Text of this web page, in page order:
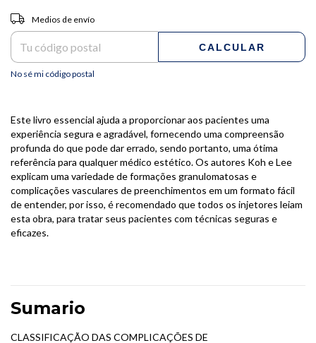
Entregas para el CP:
Medios de envío
CALCULAR
No sé mi código postal
Este livro essencial ajuda a proporcionar aos pacientes uma
experiência segura e agradável, fornecendo uma compreensão
profunda do que pode dar errado, sendo portanto, uma ótima
referência para qualquer médico estético. Os autores Koh e Lee
explicam uma variedade de formações granulomatosas e
complicações vasculares de preenchimentos em um formato fácil
de entender, por isso, é recomendado que todos os injetores leiam
esta obra, para tratar seus pacientes com técnicas seguras e
eficazes.
Sumario
CLASSIFICAÇÃO DAS COMPLICAÇÕES DE